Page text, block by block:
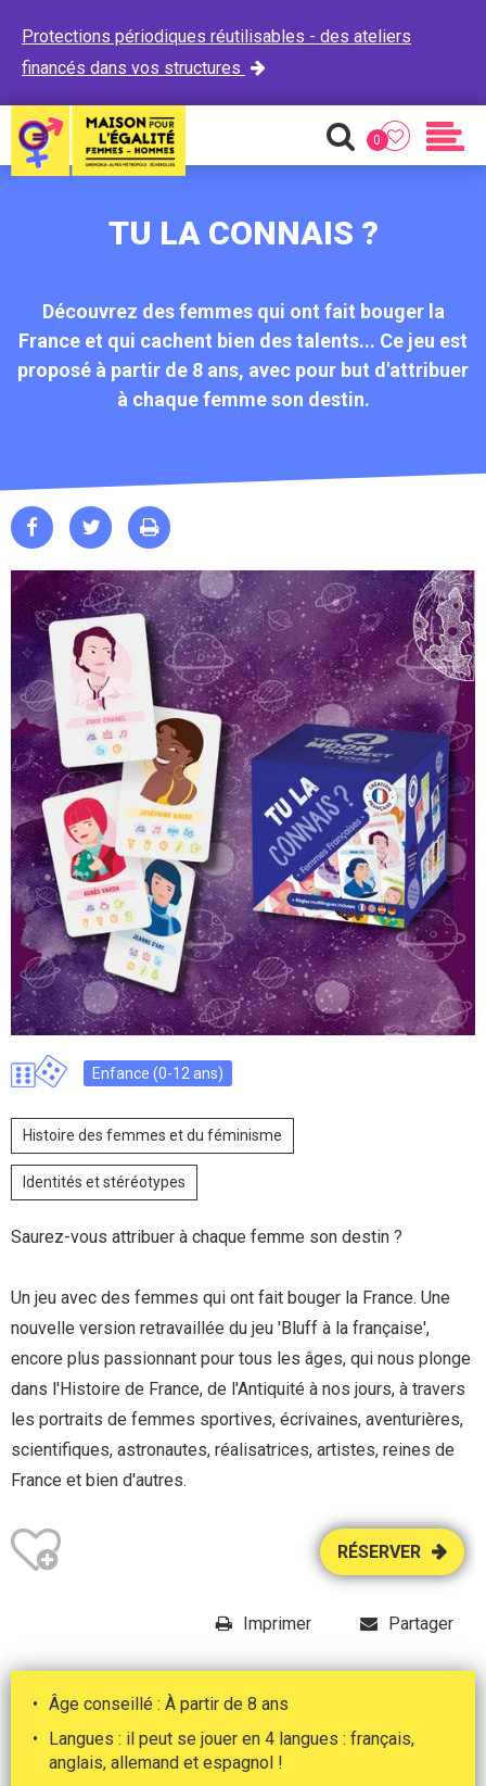
Protections périodiques réutilisables - des ateliers
financés dans vos structures

Recherche
0
Favoris
TU LA CONNAIS ?
Découvrez des femmes qui ont fait bouger la
France et qui cachent bien des talents... Ce jeu est
proposé à partir de 8 ans, avec pour but d'attribuer
à chaque femme son destin.
  
Enfance (0-12 ans)
Histoire des femmes et du féminisme
Identités et stéréotypes
Saurez-vous attribuer à chaque femme son destin ?
Un jeu avec des femmes qui ont fait bouger la France. Une
nouvelle version retravaillée du jeu 'Bluff à la française',
encore plus passionnant pour tous les âges, qui nous plonge
dans l'Histoire de France, de l'Antiquité à nos jours, à travers
les portraits de femmes sportives, écrivaines, aventurières,
scientifiques, astronautes, réalisatrices, artistes, reines de
France et bien d'autres.
RÉSERVER
Imprimer Partager
Âge conseillé : À partir de 8 ans
Langues : il peut se jouer en 4 langues : français,
anglais, allemand et espagnol !